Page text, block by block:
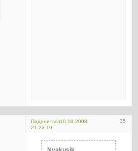
Поделиться 35
10.10.2008
21:23:19